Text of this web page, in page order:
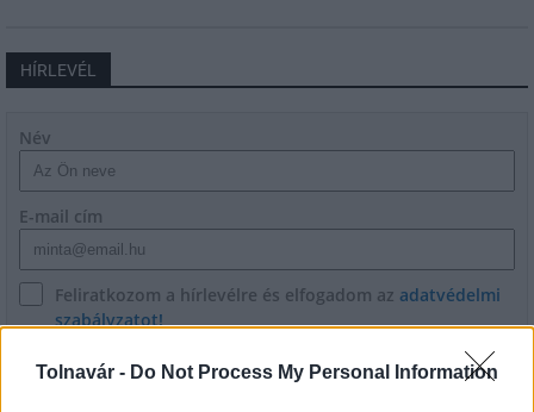
Tolnavár - Do Not Process My Personal Information
HÍRLEVÉL
Név
E-mail cím
Feliratkozom a hírlevélre és elfogadom az adatvédelmi
szabályzatot!
FELIRATKOZÁS